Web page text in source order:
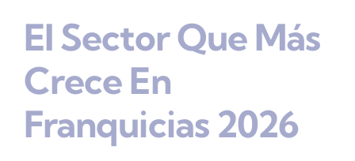
El Sector Que Más
Crece En
Franquicias 2026